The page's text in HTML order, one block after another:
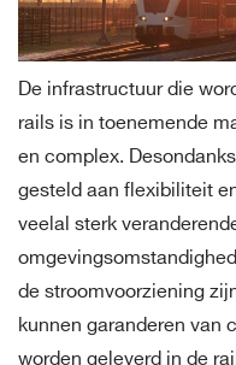
De infrastructuur die
rails is in toenemende
en complex.
gesteld aan flexibiliteit
veelal sterk
de stroomvoorziening
kunnen garanderen van
worden geleverd in de